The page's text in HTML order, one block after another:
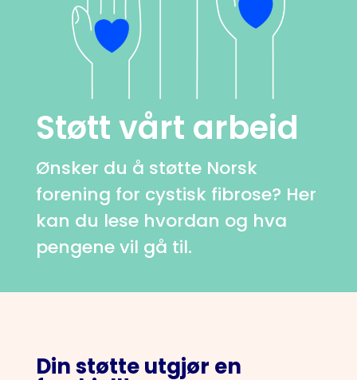
Støtt vårt arbeid
Ønsker du å støtte Norsk
forening for cystisk fibrose? Her
kan du lese hvordan og hva
pengene vil gå til.
Din støtte utgjør en